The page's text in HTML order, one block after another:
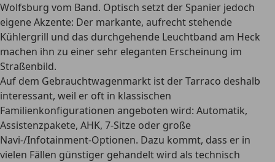
Wolfsburg vom Band. Optisch setzt der Spanier jedoch
eigene Akzente: Der markante, aufrecht stehende
Kühlergrill und das durchgehende Leuchtband am Heck
machen ihn zu einer sehr eleganten Erscheinung im
Straßenbild.
Auf dem Gebrauchtwagenmarkt ist der Tarraco deshalb
interessant, weil er oft in klassischen
Familienkonfigurationen angeboten wird: Automatik,
Assistenzpakete, AHK, 7-Sitze oder große
Navi-/Infotainment-Optionen. Dazu kommt, dass er in
vielen Fällen günstiger gehandelt wird als technisch